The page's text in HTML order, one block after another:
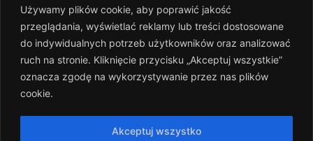
Używamy plików cookie, aby poprawić jakość
przeglądania, wyświetlać reklamy lub treści dostosowane
do indywidualnych potrzeb użytkowników oraz analizować
ruch na stronie. Kliknięcie przycisku „Akceptuj wszystkie”
oznacza zgodę na wykorzystywanie przez nas plików
cookie.
Akceptuj wszystko
Mail: slalp@slalp.com.pl
Telefon: 732 86 6 667 | 731 466 667
KRS 0000289744
NIP 536-183-07-25
REGON 1411
Rachunek bankowy: PKO BP 17 1020 10